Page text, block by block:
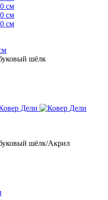
шёлк
шёлк/Акрил